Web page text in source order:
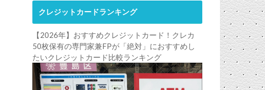
クレジットカードランキング
【2026年】おすすめクレジットカード！クレカ
50枚保有の専門家兼FPが「絶対」におすすめし
たいクレジットカード比較ランキング